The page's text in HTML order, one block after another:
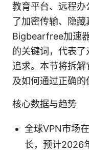
教育平台、远程
了加密传输、隐藏
Bigbearfree加速
的关键词，代表
追求。本节将拆
及如何通过正确的
核心数据与趋势
全球VPN市场
长，预计2026